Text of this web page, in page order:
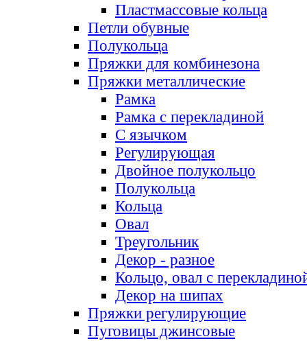
Пластмассовые кольца
Петли обувные
Полукольца
Пряжки для комбинезона
Пряжки металлические
Рамка
Рамка с перекладиной
С язычком
Регулирующая
Двойное полукольцо
Полукольца
Кольца
Овал
Треугольник
Декор - разное
Кольцо, овал с
Декор на шипах
Пряжки регулирующие
Пуговицы джинсовые